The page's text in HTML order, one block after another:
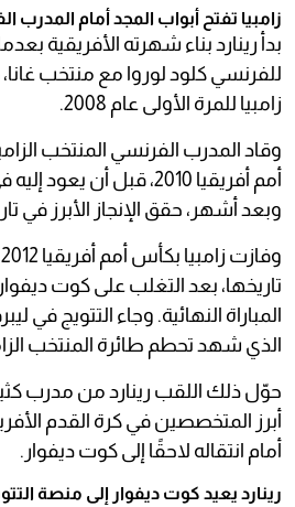
زامبيا تفتح أبواب المجد أمام المدرب
بدأ رينارد بناء شهرته الأفريقية
للفرنسي كلود لوروا مع منتخب
زامبيا للمرة الأولى عام 2008.
وقاد المدرب الفرنسي المنتخب
وبعد أشهر، حقق الإنجاز الأبرز في
تاريخها، بعد التغلب على كوت
المباراة النهائية. وجاء التتويج في
الذي شهد تحطم طائرة المنتخب الزامبي
حوّل ذلك اللقب رينارد من مدرب
أبرز المتخصصين في كرة القدم
أمام انتقاله لاحقًا إلى كوت ديفوار.
رينارد يعيد كوت ديفوار إلى منصة